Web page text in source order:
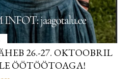
26.-27. OKTOOBRIL
ÖÖTÖÖTOAGA!